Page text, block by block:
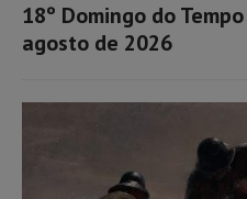
18º Domingo do
agosto de 2026